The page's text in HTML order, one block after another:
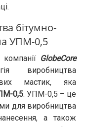
бітумно-
УПМ-0,5
GlobeCore
виробництва
мастик, яка
0,5. УПМ-0,5 – це
для виробництва
а також